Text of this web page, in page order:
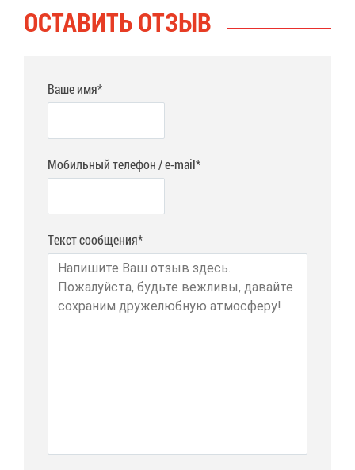
ОСТА­ВИТЬ ОТ­ЗЫВ
Ваше имя*
Мобильный телефон / e-mail*
Текст сообщения*